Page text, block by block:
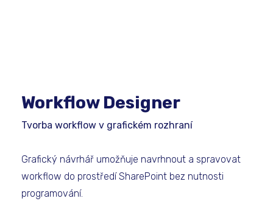
Workflow Designer
Tvorba workflow v grafickém rozhraní
Grafický návrhář umožňuje navrhnout a spravovat
workflow do prostředí SharePoint bez nutnosti
programování.